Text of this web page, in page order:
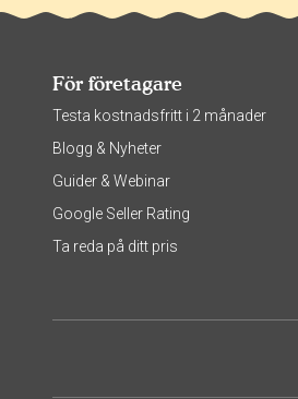
För företagare
Testa kostnadsfritt i 2 månader
Blogg & Nyheter
Guider & Webinar
Google Seller Rating
Ta reda på ditt pris